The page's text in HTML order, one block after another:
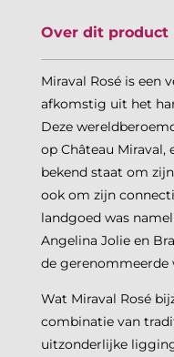
Over dit product
Miraval Rosé is een
afkomstig uit het
Deze
op Château
bekend staat om
ook om zijn
landgoed was
Angelina Jolie en
de
Wat Miraval Rosé
combinatie van
uitzonderlijke